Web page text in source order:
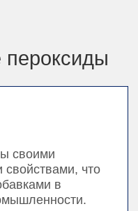
пероксиды
своими
что
в